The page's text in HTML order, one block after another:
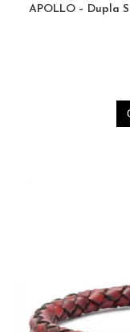
APOLLO – Dupla